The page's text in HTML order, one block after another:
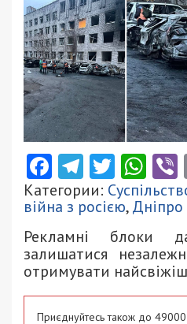
Facebook
Telegram
Категории:
війна з росією,Дніпро
Рекламні блоки
залишатися
отримувати
Приєднуйтесь також до